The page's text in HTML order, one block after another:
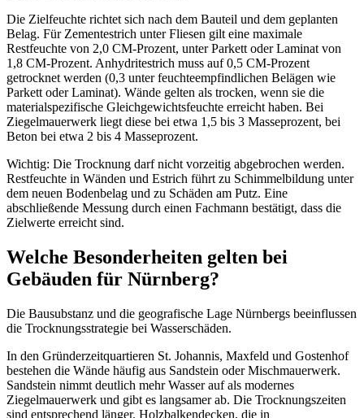
Die Zielfeuchte richtet sich nach dem Bauteil und dem geplanten
Belag. Für Zementestrich unter Fliesen gilt eine maximale
Restfeuchte von 2,0 CM-Prozent, unter Parkett oder Laminat von
1,8 CM-Prozent. Anhydritestrich muss auf 0,5 CM-Prozent
getrocknet werden (0,3 unter feuchteempfindlichen Belägen wie
Parkett oder Laminat). Wände gelten als trocken, wenn sie die
materialspezifische Gleichgewichtsfeuchte erreicht haben. Bei
Ziegelmauerwerk liegt diese bei etwa 1,5 bis 3 Masseprozent, bei
Beton bei etwa 2 bis 4 Masseprozent.
Wichtig: Die Trocknung darf nicht vorzeitig abgebrochen werden.
Restfeuchte in Wänden und Estrich führt zu Schimmelbildung unter
dem neuen Bodenbelag und zu Schäden am Putz. Eine
abschließende Messung durch einen Fachmann bestätigt, dass die
Zielwerte erreicht sind.
Welche Besonderheiten gelten bei
Gebäuden für Nürnberg?
Die Bausubstanz und die geografische Lage Nürnbergs beeinflussen
die Trocknungsstrategie bei Wasserschäden.
In den Gründerzeitquartieren St. Johannis, Maxfeld und Gostenhof
bestehen die Wände häufig aus Sandstein oder Mischmauerwerk.
Sandstein nimmt deutlich mehr Wasser auf als modernes
Ziegelmauerwerk und gibt es langsamer ab. Die Trocknungszeiten
sind entsprechend länger. Holzbalkendecken, die in